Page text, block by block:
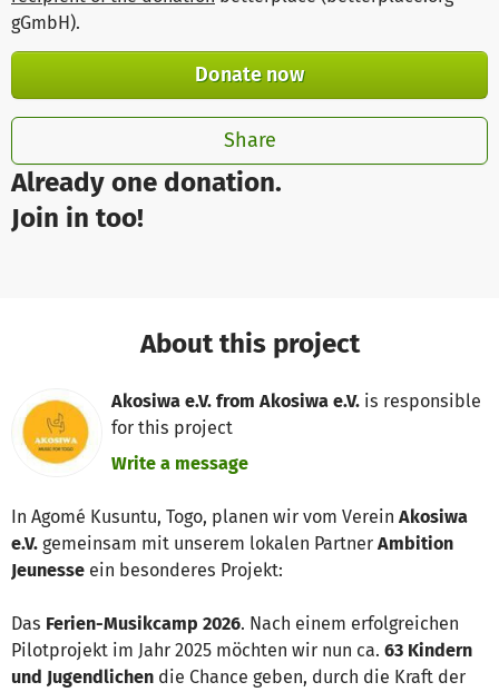
Already one donation.
Join in too!
gGmbH).
Donate now
Share
About this project
Akosiwa e.V. from Akosiwa e.V. is responsible
for this project
Write a message
In Agomé Kusuntu, Togo, planen wir vom Verein Akosiwa
e.V. gemeinsam mit unserem lokalen Partner Ambition
Jeunesse ein besonderes Projekt:
Das Ferien-Musikcamp 2026. Nach einem erfolgreichen
Pilotprojekt im Jahr 2025 möchten wir nun ca. 63 Kindern
und Jugendlichen die Chance geben, durch die Kraft der